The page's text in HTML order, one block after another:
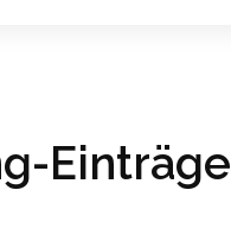
Einträge